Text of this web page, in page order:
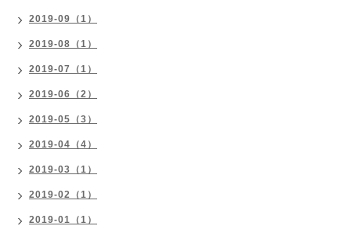
2019-09（1）
2019-08（1）
2019-07（1）
2019-06（2）
2019-05（3）
2019-04（4）
2019-03（1）
2019-02（1）
2019-01（1）